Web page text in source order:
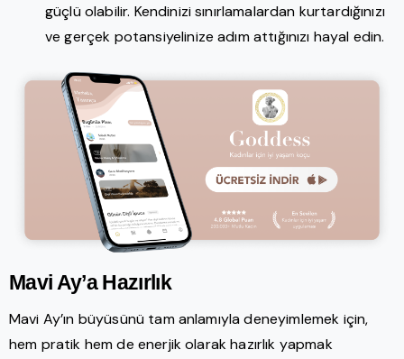
güçlü olabilir. Kendinizi sınırlamalardan kurtardığınızı
ve gerçek potansiyelinize adım attığınızı hayal edin.
Mavi Ay’a Hazırlık
Mavi Ay’ın büyüsünü tam anlamıyla deneyimlemek için,
hem pratik hem de enerjik olarak hazırlık yapmak